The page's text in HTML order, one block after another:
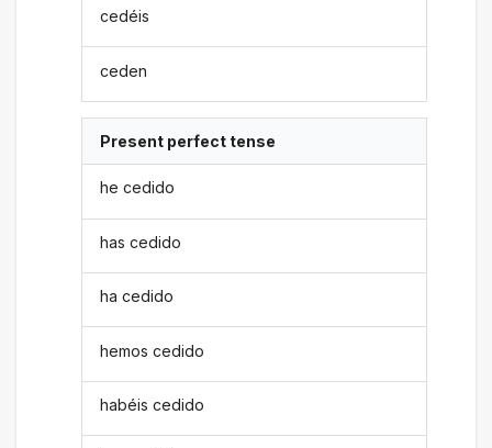
cedéis
ceden
Present perfect tense
he cedido
has cedido
ha cedido
hemos cedido
habéis cedido